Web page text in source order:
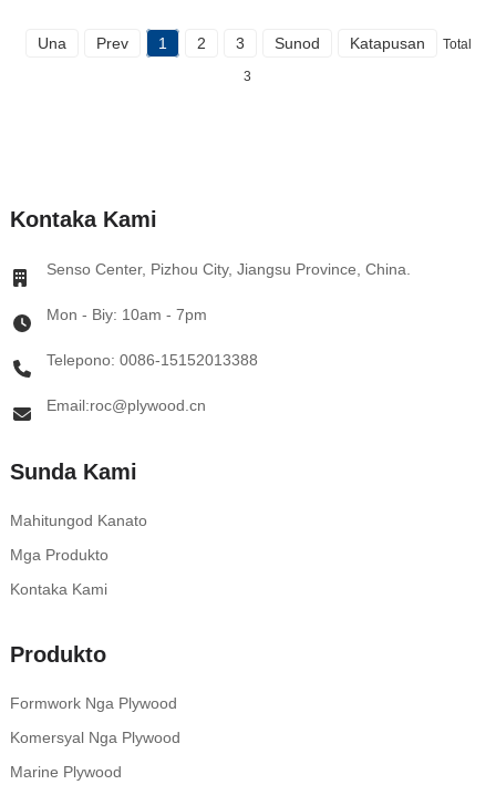
Una Prev 1 2 3 Sunod Katapusan Total
3
Kontaka Kami
Senso Center, Pizhou City, Jiangsu Province, China.
Mon - Biy: 10am - 7pm
Telepono: 0086-15152013388
Email:roc@plywood.cn
Sunda Kami
Mahitungod Kanato
Mga Produkto
Kontaka Kami
Produkto
Formwork Nga Plywood
Komersyal Nga Plywood
Marine Plywood